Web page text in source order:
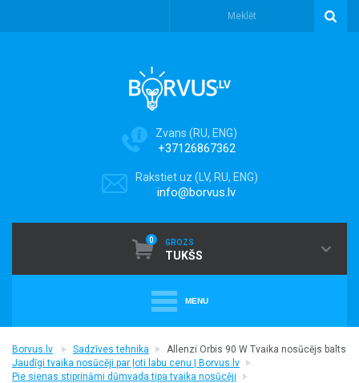
Zvans (RU, ENG)
+37126867362
Rakstiet uz (LV, RU, ENG)
info@borvus.lv
0 GROZS
TUKŠS
MENU
+
PUTEKĻU SŪCĒJI
MASAŽIERI UN SILDĪTĀJI
Borvus.lv
Sadzīves tehnika
Jaudīgi tvaika nosūcēji par ļoti labu cenu | Borvus.lv
Pie sienas stiprināmi dūmvada tipa tvaika nosūcēji
Allenzi Orbis 90 W Tvaika nosūcējs balts